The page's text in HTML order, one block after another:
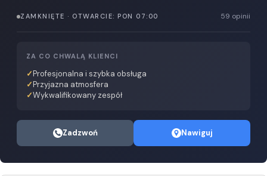
ZAMKNIĘTE · OTWARCIE: PON 07:00 59 opinii
ZA CO CHWALĄ KLIENCI
Profesjonalna i szybka obsługa
Przyjazna atmosfera
Wykwalifikowany zespół
Zadzwoń Nawiguj